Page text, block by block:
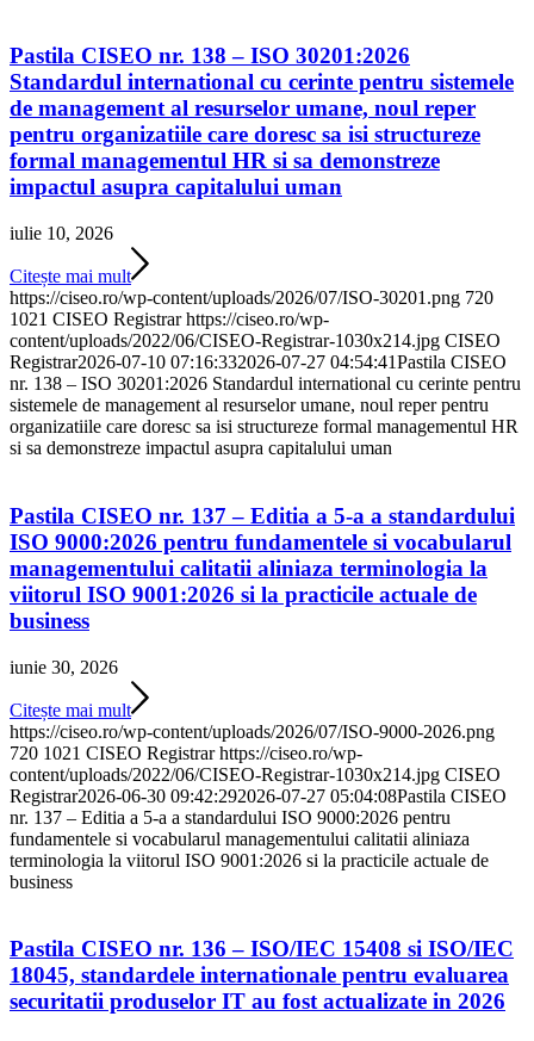
Pastila CISEO nr. 138 – ISO 30201:2026
Standardul international cu cerinte pentru sistemele
de management al resurselor umane, noul reper
pentru organizatiile care doresc sa isi structureze
formal managementul HR si sa demonstreze
impactul asupra capitalului uman
iulie 10, 2026
Citește mai mult
https://ciseo.ro/wp-content/uploads/2026/07/ISO-30201.png 720
1021 CISEO Registrar https://ciseo.ro/wp-
content/uploads/2022/06/CISEO-Registrar-1030x214.jpg CISEO
Registrar2026-07-10 07:16:332026-07-27 04:54:41Pastila CISEO
nr. 138 – ISO 30201:2026 Standardul international cu cerinte pentru
sistemele de management al resurselor umane, noul reper pentru
organizatiile care doresc sa isi structureze formal managementul HR
si sa demonstreze impactul asupra capitalului uman
Pastila CISEO nr. 137 – Editia a 5-a a standardului
ISO 9000:2026 pentru fundamentele si vocabularul
managementului calitatii aliniaza terminologia la
viitorul ISO 9001:2026 si la practicile actuale de
business
iunie 30, 2026
Citește mai mult
https://ciseo.ro/wp-content/uploads/2026/07/ISO-9000-2026.png
720 1021 CISEO Registrar https://ciseo.ro/wp-
content/uploads/2022/06/CISEO-Registrar-1030x214.jpg CISEO
Registrar2026-06-30 09:42:292026-07-27 05:04:08Pastila CISEO
nr. 137 – Editia a 5-a a standardului ISO 9000:2026 pentru
fundamentele si vocabularul managementului calitatii aliniaza
terminologia la viitorul ISO 9001:2026 si la practicile actuale de
business
Pastila CISEO nr. 136 – ISO/IEC 15408 si ISO/IEC
18045, standardele internationale pentru evaluarea
securitatii produselor IT au fost actualizate in 2026